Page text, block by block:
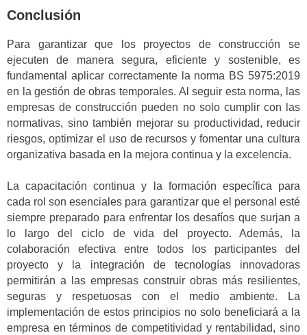
Conclusión
Para garantizar que los proyectos de construcción se
ejecuten de manera segura, eficiente y sostenible, es
fundamental aplicar correctamente la norma BS 5975:2019
en la gestión de obras temporales. Al seguir esta norma, las
empresas de construcción pueden no solo cumplir con las
normativas, sino también mejorar su productividad, reducir
riesgos, optimizar el uso de recursos y fomentar una cultura
organizativa basada en la mejora continua y la excelencia.
La capacitación continua y la formación específica para
cada rol son esenciales para garantizar que el personal esté
siempre preparado para enfrentar los desafíos que surjan a
lo largo del ciclo de vida del proyecto. Además, la
colaboración efectiva entre todos los participantes del
proyecto y la integración de tecnologías innovadoras
permitirán a las empresas construir obras más resilientes,
seguras y respetuosas con el medio ambiente. La
implementación de estos principios no solo beneficiará a la
empresa en términos de competitividad y rentabilidad, sino